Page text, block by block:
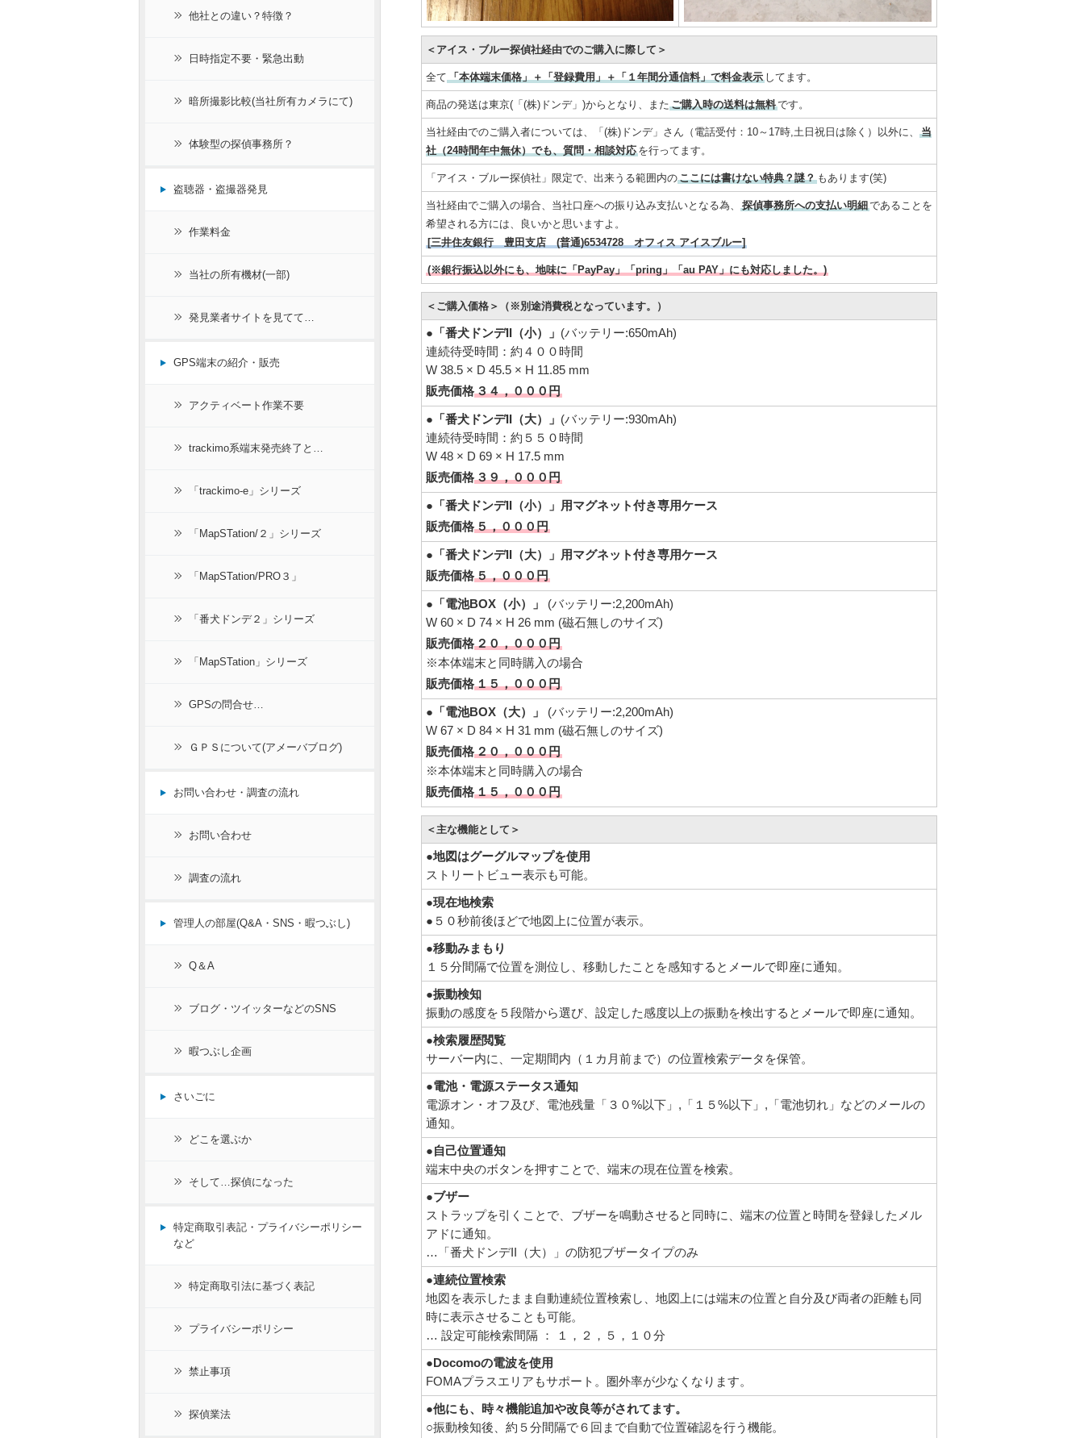
＜アイス・ブルー探偵社経由でのご購入に際して＞
全て 「本体端末価格」＋「登録費用」＋「１年間分通信料」で料金表示 してます。
商品の発送は東京(「(株)ドンデ」)からとなり、また ご購入時の送料は無料です。
当社経由でのご購入者については、「(株)ドンデ」さん（電話受付：10～17時,土日祝日は除く）以外に、
当
社（24時間年中無休）でも、質問・相談対応 を行ってます。
「アイス・ブルー探偵社」限定で、出来うる範囲内のここには書けない特典？謎？ もあります(笑)
当社経由でご購入の場合、当社口座への振り込み支払いとなる為、 探偵事務所への支払い明細 であることを
希望される方には、良いかと思いますよ。
[三井住友銀行 豊田支店 (普通)6534728 オフィス アイスブルー]
(※銀行振込以外にも、地味に「PayPay」「pring」「au PAY」にも対応しました。)
＜ご購入価格＞（※別途消費税となっています。）
● 「番犬ドンデII（小）」 (バッテリー:650mAh)
連続待受時間：約４００時間
W 38.5 × D 45.5 × H 11.85 mm
販売価格３４，０００円
● 「番犬ドンデII（大）」 (バッテリー:930mAh)
連続待受時間：約５５０時間
W 48 × D 69 × H 17.5 mm
販売価格３９，０００円
● 「番犬ドンデII（小）」用マグネット付き専用ケース
販売価格５，０００円
● 「番犬ドンデII（大）」用マグネット付き専用ケース
販売価格５，０００円
● 「電池BOX（小）」
(バッテリー:2,200mAh)
W 60 × D 74 × H 26 mm (磁石無しのサイズ)
販売価格２０，０００円
※本体端末と同時購入の場合
販売価格１５，０００円
● 「電池BOX（大）」
(バッテリー:2,200mAh)
W 67 × D 84 × H 31 mm (磁石無しのサイズ)
販売価格２０，０００円
※本体端末と同時購入の場合
販売価格１５，０００円
＜主な機能として＞
●地図はグーグルマップを使用
ストリートビュー表示も可能。
●現在地検索
●５０秒前後ほどで地図上に位置が表示。
●移動みまもり
１５分間隔で位置を測位し、移動したことを感知するとメールで即座に通知。
●振動検知
振動の感度を５段階から選び、設定した感度以上の振動を検出するとメールで即座に通知。
●検索履歴閲覧
サーバー内に、一定期間内（１カ月前まで）の位置検索データを保管。
●電池・電源ステータス通知
電源オン・オフ及び、電池残量「３０%以下」,「１５%以下」,「電池切れ」などのメールの
通知。
●自己位置通知
端末中央のボタンを押すことで、端末の現在位置を検索。
●ブザー
ストラップを引くことで、ブザーを鳴動させると同時に、端末の位置と時間を登録したメル
アドに通知。
…「番犬ドンデII（大）」の防犯ブザータイプのみ
●連続位置検索
地図を表示したまま自動連続位置検索し、地図上には端末の位置と自分及び両者の距離も同
時に表示させることも可能。
… 設定可能検索間隔 ： １，２，５，１０分
●Docomoの電波を使用
FOMAプラスエリアもサポート。圏外率が少なくなります。
●他にも、時々機能追加や改良等がされてます。
○振動検知後、約５分間隔で６回まで自動で位置確認を行う機能。
他社との違い？特徴？
日時指定不要・緊急出動
暗所撮影比較(当社所有カメラにて)
体験型の探偵事務所？
盗聴器・盗撮器発見
作業料金
当社の所有機材(一部)
発見業者サイトを見てて…
GPS端末の紹介・販売
アクティベート作業不要
trackimo系端末発売終了と…
「trackimo-e」シリーズ
「MapSTation/２」シリーズ
「MapSTation/PRO３」
「番犬ドンデ２」シリーズ
「MapSTation」シリーズ
GPSの問合せ…
ＧＰＳについて(アメーバブログ)
お問い合わせ・調査の流れ
お問い合わせ
調査の流れ
管理人の部屋(Q&A・SNS・暇つぶし)
Q＆A
ブログ・ツイッターなどのSNS
暇つぶし企画
さいごに
どこを選ぶか
そして…探偵になった
特定商取引表記・プライバシーポリシー
など
特定商取引法に基づく表記
プライバシーポリシー
禁止事項
探偵業法